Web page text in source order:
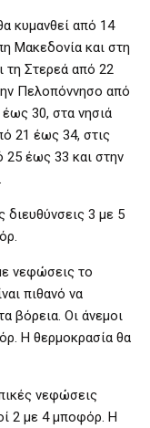
κυμανθεί από 14
Μακεδονία και στη
τη Στερεά από 22
Πελοπόννησο από
30, στα νησιά
21 έως 34, στις
έως 33 και στην
διευθύνσεις 3 με 5
νεφώσεις το
πιθανό να
βόρεια. Οι άνεμοι
Η θερμοκρασία θα
νεφώσεις
2 με 4 μποφόρ. Η